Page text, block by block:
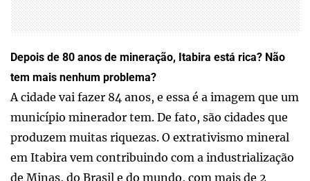
Depois de 80 anos de mineração, Itabira está rica? Não
tem mais nenhum problema?
A cidade vai fazer 84 anos, e essa é a imagem que um
município minerador tem. De fato, são cidades que
produzem muitas riquezas. O extrativismo mineral
em Itabira vem contribuindo com a industrialização
de Minas, do Brasil e do mundo, com mais de 2